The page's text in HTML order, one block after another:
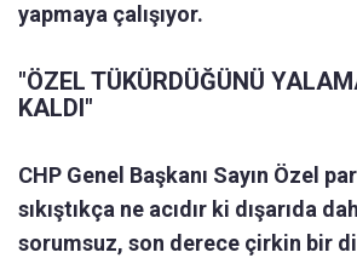
yapmaya çalışıyor.
"ÖZEL TÜKÜRDÜĞÜNÜ
KALDI"
CHP Genel Başkanı Sayın Özel
sıkıştıkça ne acıdır ki dışarıda
sorumsuz, son derece çirkin bir